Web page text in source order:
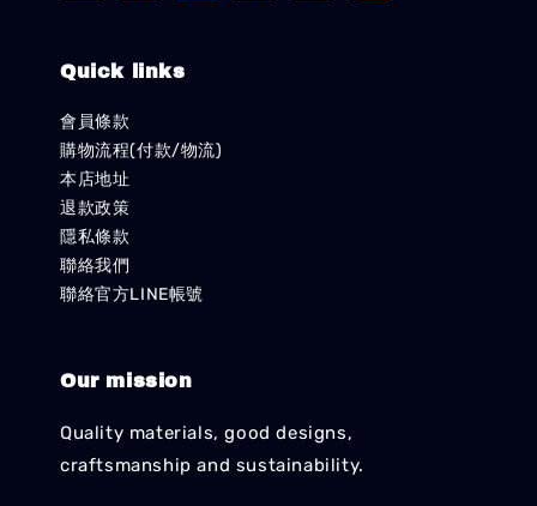
Quick links
會員條款
購物流程(付款/物流)
本店地址
退款政策
隱私條款
聯絡我們
聯絡官方LINE帳號
Our mission
Quality materials, good designs,
craftsmanship and sustainability.